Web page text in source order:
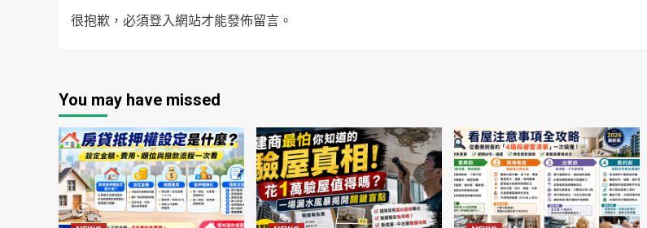
很抱歉，必須登入網站才能發佈留言。
You may have missed